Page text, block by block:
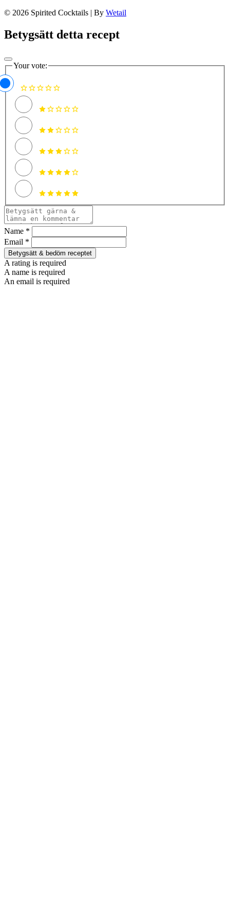
© 2026 Spirited Cocktails | By Wetail
Betygsätt detta recept
Your vote:
Name *
Email *
Betygsätt & bedöm receptet
A rating is required
A name is required
An email is required